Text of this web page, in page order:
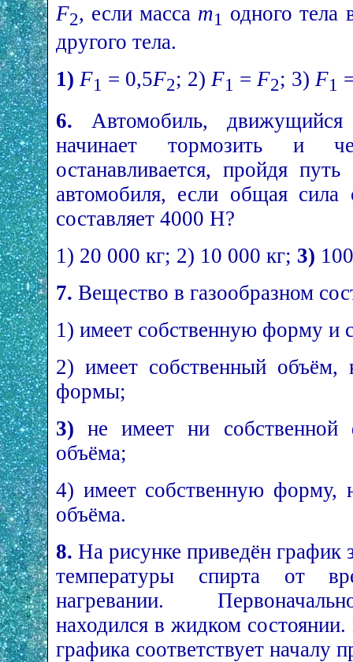
F2, если масса m1 одного
другого тела.
1) F1 = 0,5F2; 2) F1 = F2; 3) F1
6. Автомобиль,
начинает тормозить и
останавливается, пройдя
автомобиля, если общая сила
составляет 4000 Н?
1) 20 000 кг; 2) 10 000 кг; 3)
7. Вещество в газообразном
1) имеет собственную форму и
2) имеет собственный объём,
формы;
3) не имеет ни собственной
объёма;
4) имеет собственную форму,
объёма.
8. На рисунке приведён график
температуры спирта от
нагревании.
находился в жидком состоянии.
графика соответствует началу